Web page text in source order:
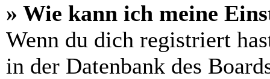
» Wie kann ich meine
Wenn du dich registriert
in der Datenbank des